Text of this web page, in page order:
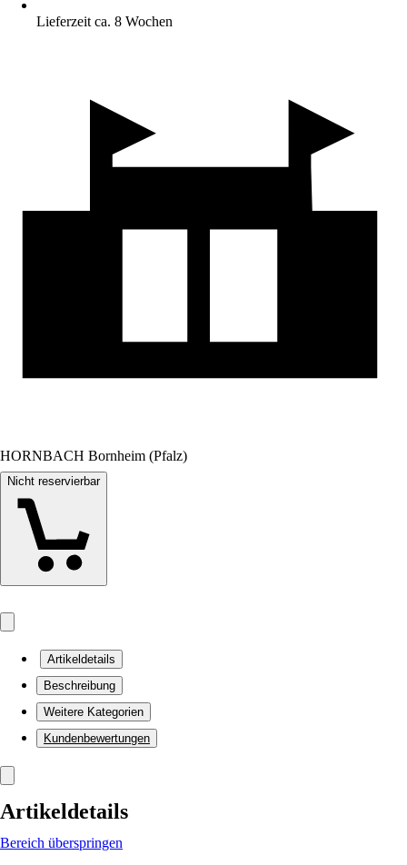
Lieferzeit ca. 8 Wochen
HORNBACH Bornheim (Pfalz)
Nicht reservierbar
Artikeldetails
Beschreibung
Weitere Kategorien
Kundenbewertungen
Artikeldetails
Bereich überspringen